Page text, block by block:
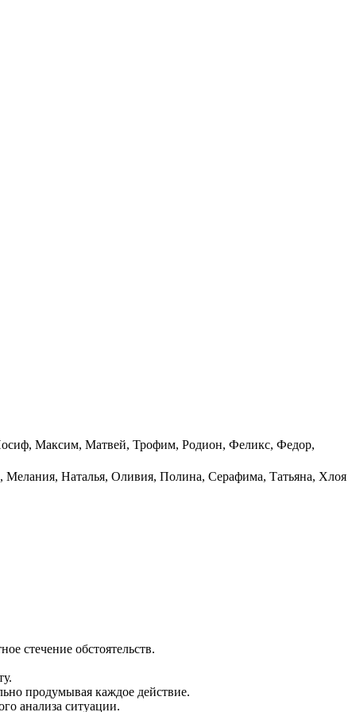
Максим, Матвей, Трофим, Родион, Феликс, Федор,
Наталья, Оливия, Полина, Серафима, Татьяна, Хлоя
стечение обстоятельств.
продумывая каждое действие.
анализа ситуации.